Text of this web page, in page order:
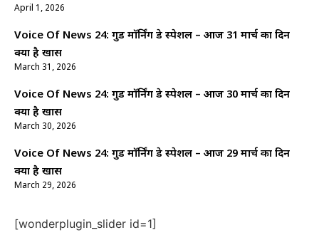
April 1, 2026
Voice Of News 24: गुड माॅर्निंग डे स्पेशल – आज 31 मार्च का दिन
क्यों है खास
March 31, 2026
Voice Of News 24: गुड माॅर्निंग डे स्पेशल – आज 30 मार्च का दिन
क्यों है खास
March 30, 2026
Voice Of News 24: गुड माॅर्निंग डे स्पेशल – आज 29 मार्च का दिन
क्यों है खास
March 29, 2026
[wonderplugin_slider id=1]